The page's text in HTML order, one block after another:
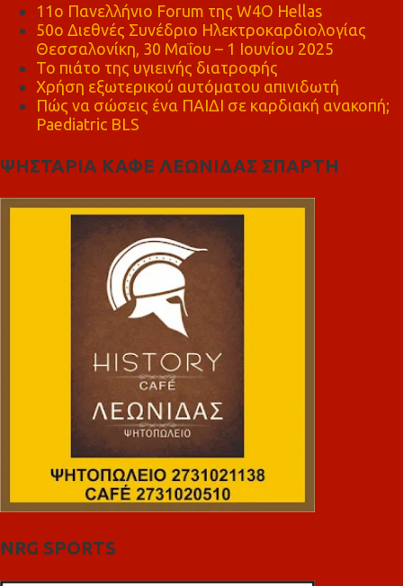
11ο Πανελλήνιο Forum της W4O Hellas
50ο Διεθνές Συνέδριο Ηλεκτροκαρδιολογίας
Θεσσαλονίκη, 30 Μαΐου – 1 Ιουνίου 2025
Το πιάτο της υγιεινής διατροφής
Χρήση εξωτερικού αυτόματου απινιδωτή
Πώς να σώσεις ένα ΠΑΙΔΙ σε καρδιακή ανακοπή;
Paediatric BLS
ΨΗΣΤΑΡΙΑ ΚΑΦΕ ΛΕΩΝΙΔΑΣ ΣΠΑΡΤΗ
NRG SPORTS